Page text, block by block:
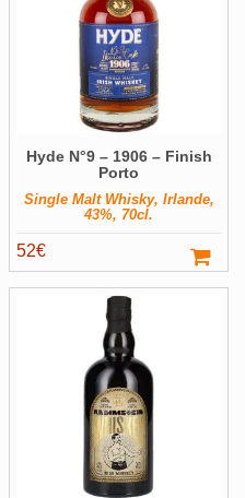
Hyde N°9 – 1906 – Finish
Porto
Single Malt Whisky, Irlande,
43%, 70cl.
52€